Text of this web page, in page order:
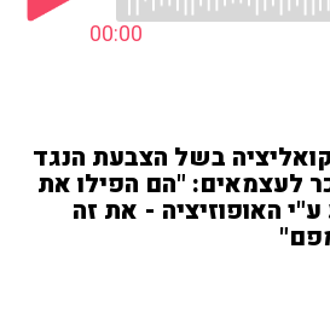
00:00
בשל הצבעת הנגד
לעצמאים: "הם הפילו את
האופוזיציה - את זה